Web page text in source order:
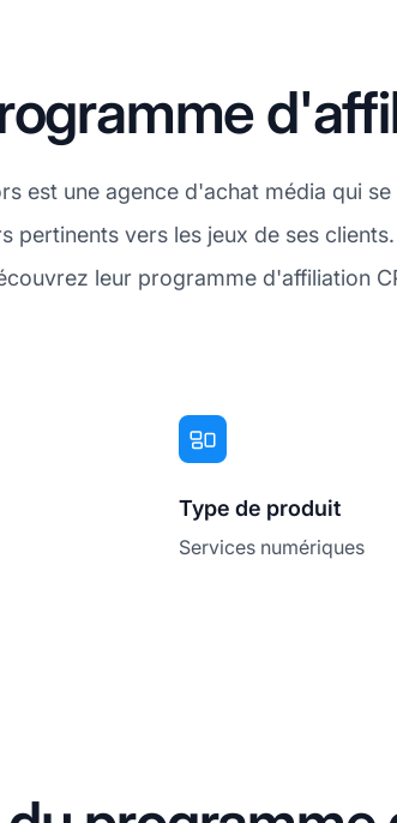
est une agence d'achat média qui
pertinents vers les jeux de ses
leur programme d'affiliation
Type de produit
Services numériques